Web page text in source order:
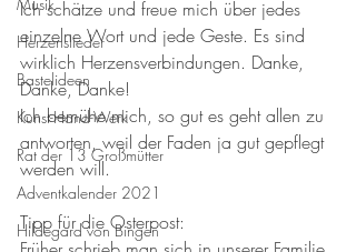
Musik
Herzenslieder
Bastelideen
Kunst-Hand-Werk
Rat der 13 Großmütter
Adventkalender 2021
Hildegard von Bingen
Ich schätze und freue mich über jedes
einzelne Wort und jede Geste. Es sind
wirklich Herzensverbindungen. Danke,
Danke, Danke!
Ich bemühe mich, so gut es geht allen zu
antworten, weil der Faden ja gut gepflegt
werden will.
Tipp für die Osterpost: